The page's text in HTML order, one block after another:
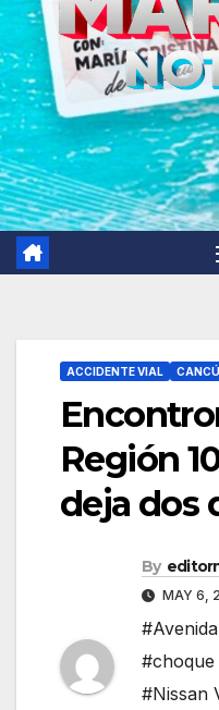
ACCIDENTE VIAL
Región
deja dos
By
MAY 6,
#Nissan